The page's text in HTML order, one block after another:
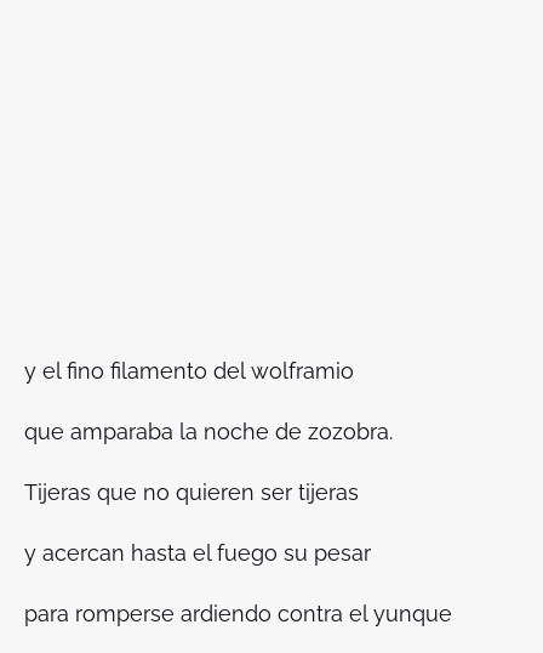
y el fino filamento del wolframio
que amparaba la noche de zozobra.
Tijeras que no quieren ser tijeras
y acercan hasta el fuego su pesar
para romperse ardiendo contra el yunque